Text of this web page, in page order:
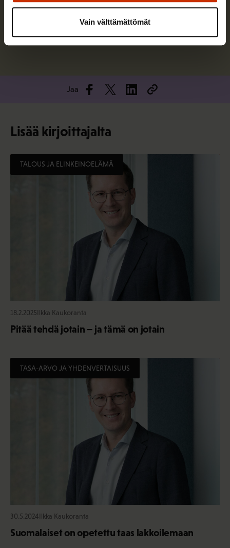
Vain välttämättömät
pääekonomistina vuoteen 2025 saakka.
Lue lisää kirjoittajasta
Jaa
Lisää kirjoittajalta
TALOUS JA ELINKEINOELÄMÄ
18.2.2025Ilkka Kaukoranta
Pitää tehdä jotain – ja tämä on jotain
TASA-ARVO JA YHDENVERTAISUUS
30.5.2024Ilkka Kaukoranta
Suomalaiset on opetettu taas lakkoilemaan